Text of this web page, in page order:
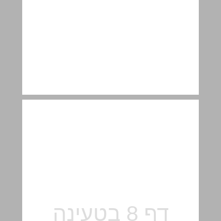
كرة الأسئلة ... 8